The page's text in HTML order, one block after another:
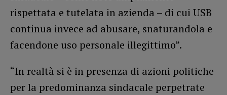
rispettata e tutelata in azienda – di cui USB
continua invece ad abusare, snaturandola e
facendone uso personale illegittimo”.
“In realtà si è in presenza di azioni politiche
per la predominanza sindacale perpetrate